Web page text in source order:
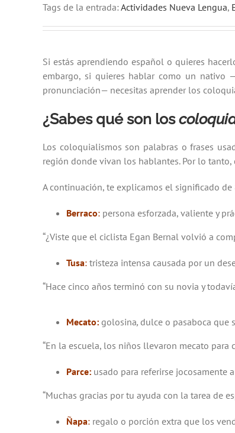
Tags de la entrada: Actividades Nueva Lengua,
Si estás aprendiendo español o quieres
embargo,si quieres hablar como un nativo
pronunciación— necesitas aprender los
¿Sabes qué son los
Los coloquialismos son palabras o frases
región donde vivan los hablantes. Por lo
A continuación, te explicamos el significado
Berraco:persona esforzada, valiente y
“¿Viste que el ciclista Egan Bernal volvió a
Tusa: tristeza intensa causada por un
“Hace cinco años terminó con su novia y
Mecato: golosina, dulce o pasaboca que
“En la escuela, los niños llevaron mecato para
Parce:usado para referirse jocosamente
“Muchas gracias por tu ayuda con la tarea de
Ñapa:regalo o porción extra que los